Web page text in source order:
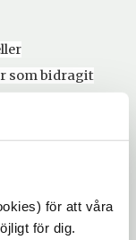
för att våra
för dig.
som bidragit
och